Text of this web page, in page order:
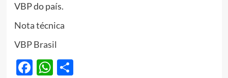
VBP do país.
Nota técnica
VBP Brasil
Facebook
WhatsApp
Share